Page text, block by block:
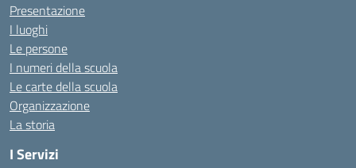
Presentazione
I luoghi
Le persone
I numeri della scuola
Le carte della scuola
Organizzazione
La storia
I Servizi